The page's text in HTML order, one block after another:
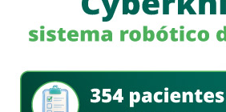
las obras cuanto antes, lo antes
El presidente municipal dijo que
avanzar con los proyectos
que algunos, comoEl Saucito,